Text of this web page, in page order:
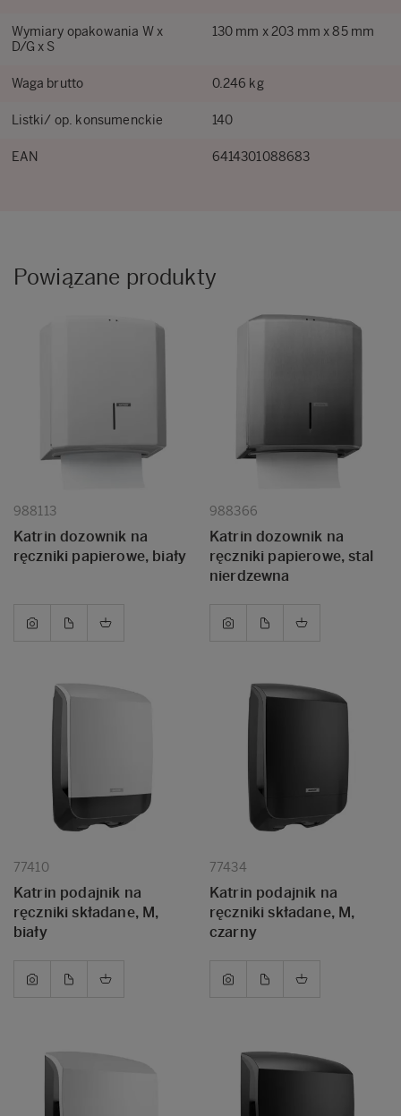
Wymiary opakowania W x
D/G x S
130 mm x 203 mm x 85 mm
Waga brutto 0.246 kg
Listki/ op. konsumenckie 140
EAN 6414301088683
Powiązane produkty
988113
Katrin dozownik na
ręczniki papierowe, biały
988366
Katrin dozownik na
ręczniki papierowe, stal
nierdzewna
77410
Katrin podajnik na
ręczniki składane, M,
biały
77434
Katrin podajnik na
ręczniki składane, M,
czarny